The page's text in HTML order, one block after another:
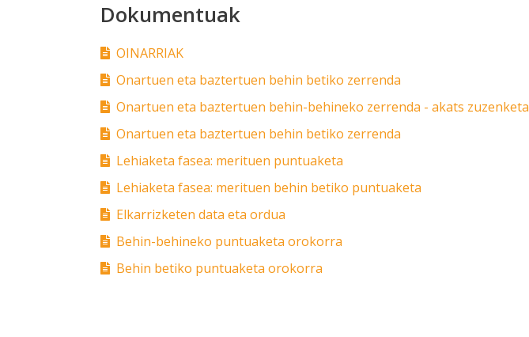
Dokumentuak
OINARRIAK
Onartuen eta baztertuen behin betiko zerrenda
Onartuen eta baztertuen behin-behineko zerrenda - akats zuzenketa
Onartuen eta baztertuen behin betiko zerrenda
Lehiaketa fasea: merituen puntuaketa
Lehiaketa fasea: merituen behin betiko puntuaketa
Elkarrizketen data eta ordua
Behin-behineko puntuaketa orokorra
Behin betiko puntuaketa orokorra